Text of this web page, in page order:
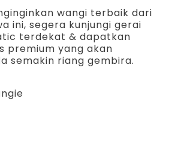
wangi terbaik dari
ini, segera kunjungi gerai
terdekat & dapatkan
premium yang akan
semakin riang gembira.